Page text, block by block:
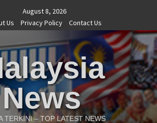
August 8, 2026
Us
Privacy Policy Contact Us
News
TERKINI – TOP LATEST NEWS